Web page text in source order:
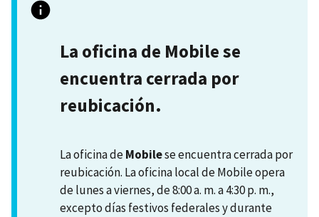
La oficina de Mobile se
encuentra cerrada por
reubicación.
La oficina deMobilese encuentra cerrada por
reubicación. La oficina local de Mobile opera
de lunes a viernes, de 8:00 a. m. a 4:30 p. m.,
excepto días festivos federales y durante